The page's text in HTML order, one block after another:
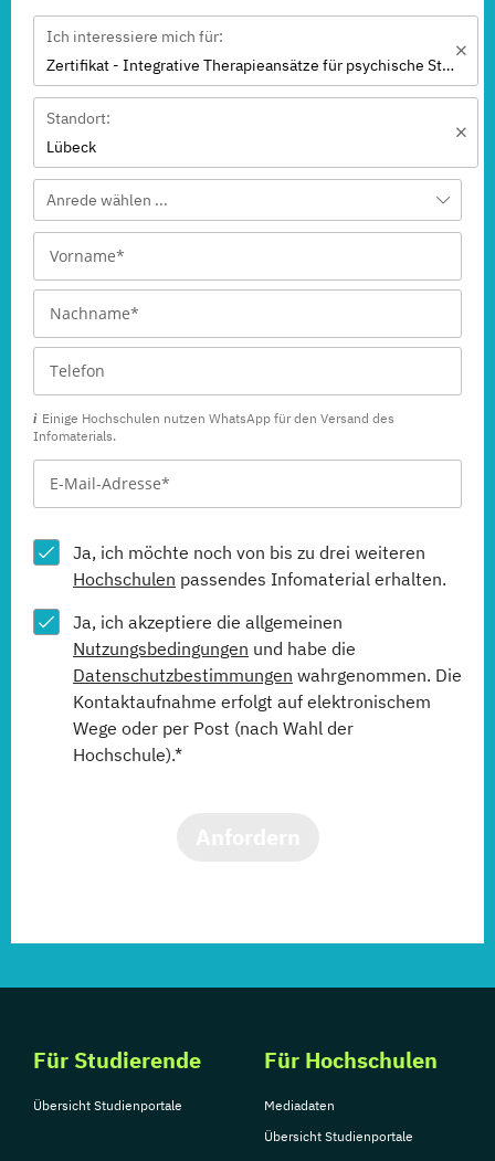
Ich interessiere mich für:
Zertifikat - Integrative Therapieansätze für psychische Störungen I
Standort:
Lübeck
Anrede wählen ...
Einige Hochschulen nutzen WhatsApp für den Versand des
Infomaterials.
Ja, ich möchte noch von bis zu drei weiteren
Hochschulen passendes Infomaterial erhalten.
Ja, ich akzeptiere die allgemeinen
Nutzungsbedingungen und habe die
Datenschutzbestimmungen wahrgenommen. Die
Kontaktaufnahme erfolgt auf elektronischem
Wege oder per Post (nach Wahl der
Hochschule).*
Für Studierende
Übersicht Studienportale
Für Hochschulen
Mediadaten
Übersicht Studienportale